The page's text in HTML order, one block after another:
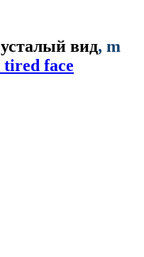
усталый вид, m
tired face